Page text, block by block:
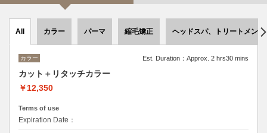
All カラー パーマ 縮毛矯正 ヘッドスパ、トリートメント
カラー Est. Duration：Approx. 2 hrs30 mins
カット＋リタッチカラー
￥12,350
Terms of use
Expiration Date：